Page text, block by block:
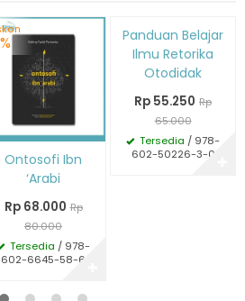
Ontosofi Ibn
‘Arabi
Rp 68.000 Rp
80.000
Tersedia / 978-
602-6645-58-6
Diskon
15%
Panduan Belajar
Ilmu Retorika
Otodidak
Rp 55.250 Rp
65.000
Tersedia / 978-
602-50226-3-0